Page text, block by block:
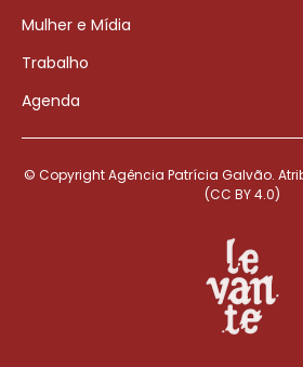
Mulher e Mídia
Trabalho
Agenda
© Copyright Agência Patrícia Galvão.
(CC BY 4.0)